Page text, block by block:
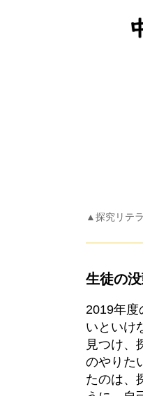
▲探究リテ
生徒の
2019年度
いといけ
見つけ、
のやりた
たのは、